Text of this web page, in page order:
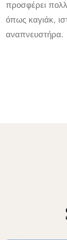
προσφέρει
όπως καγιάκ,
αναπνευστήρα.